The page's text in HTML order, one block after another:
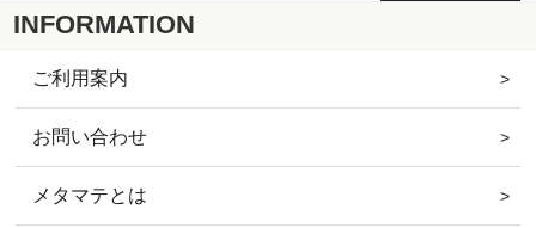
INFORMATION
ご利用案内
お問い合わせ
メタマテとは